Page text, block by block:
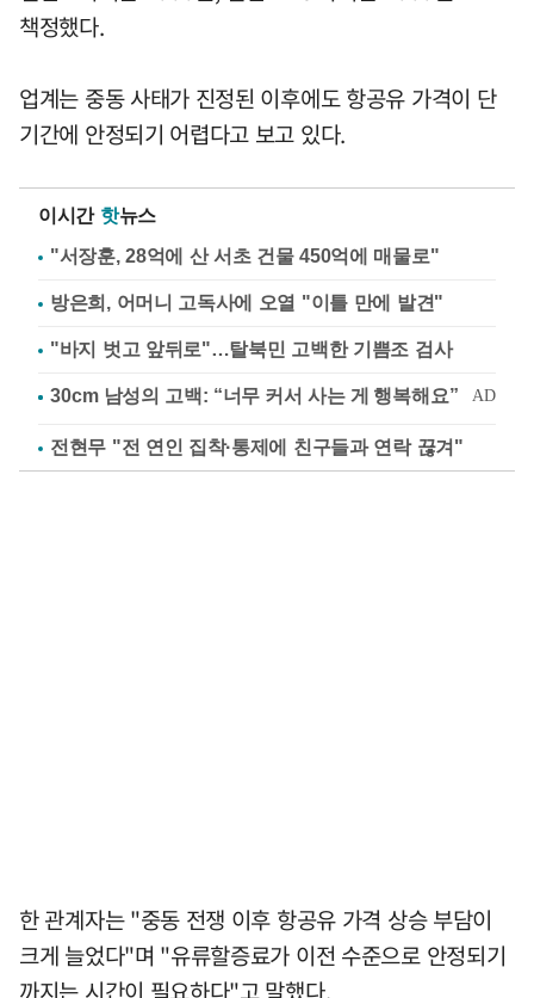
책정했다.
업계는 중동 사태가 진정된 이후에도 항공유 가격이 단
기간에 안정되기 어렵다고 보고 있다.
이시간 핫뉴스
"서장훈, 28억에 산 서초 건물 450억에 매물로"
방은희, 어머니 고독사에 오열 "이틀 만에 발견"
"바지 벗고 앞뒤로"…탈북민 고백한 기쁨조 검사
전현무 "전 연인 집착·통제에 친구들과 연락 끊겨"
한 관계자는 "중동 전쟁 이후 항공유 가격 상승 부담이
크게 늘었다"며 "유류할증료가 이전 수준으로 안정되기
까지는 시간이 필요하다"고 말했다.